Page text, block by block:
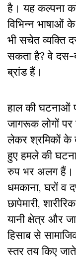
है। यह कल्पना
विभिन्न भाषाओं
भी सचेत व्यक्ति
सकता है? वे दस-
ब्रांड हैं।
हाल की घटनाओं
जागरूक लोगों
लेकर श्रमिकों के
हुए हमले की
रुप भर अलग हैं।
धमकाना, घरों व
छापेमारी,
यानी क्षेत्र और
हिसाब से
स्तर तय किए